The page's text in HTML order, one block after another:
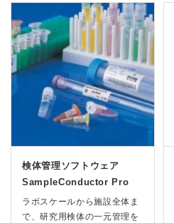
検体管理ソフトウェア
SampleConductor Pro
ラボスケールから施設全体ま
で、研究用検体の一元管理を